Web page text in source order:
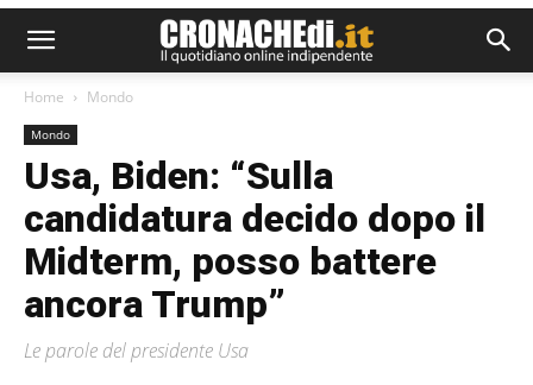
Home Mondo
Mondo
Usa, Biden: “Sulla
candidatura decido dopo il
Midterm, posso battere
ancora Trump”
Le parole del presidente Usa